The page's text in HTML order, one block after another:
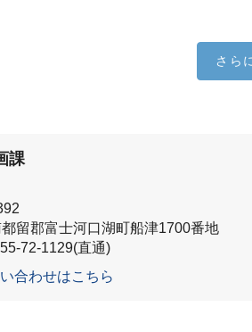
さら
課
留郡富士河口湖町船津1700番地
72-1129(直通)
合わせはこちら